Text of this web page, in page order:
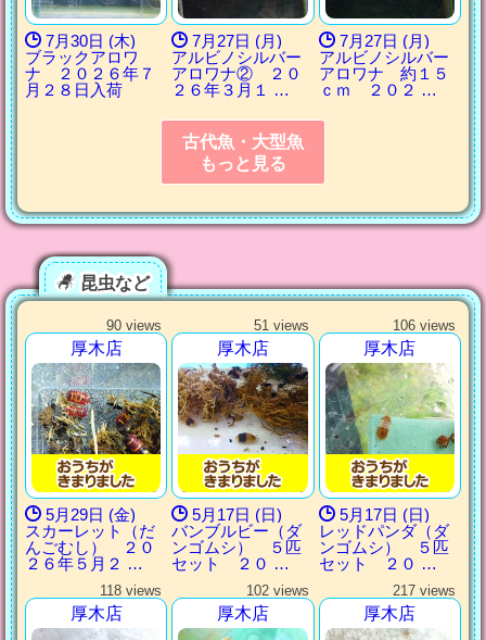
7月30日 (木)
ブラックアロワ
ナ ２０２６年７
月２８日入荷
7月27日 (月)
アルビノシルバー
アロワナ② ２０
２６年３月１ …
7月27日 (月)
アルビノシルバー
アロワナ 約１５
ｃｍ ２０２ …
古代魚・大型魚
もっと見る
昆虫など
90 views
厚木店
5月29日 (金)
スカーレット（だ
んごむし） ２０
２６年５月２ …
51 views
厚木店
5月17日 (日)
バンブルビー（ダ
ンゴムシ） ５匹
セット ２０ …
106 views
厚木店
5月17日 (日)
レッドパンダ（ダ
ンゴムシ） ５匹
セット ２０ …
118 views
厚木店
102 views
厚木店
217 views
厚木店